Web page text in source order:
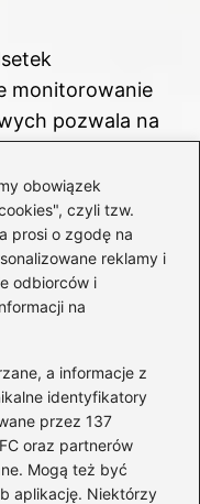
obowiązek
czyli tzw.
prosi o zgodę na
reklamy i
odbiorców i
na
a informacje z
identyfikatory
przez 137
oraz partnerów
Mogą też być
aplikację. Niektórzy
monitorowanie
pozwala na
odsetek
200%
kredytu
2%.
trudności